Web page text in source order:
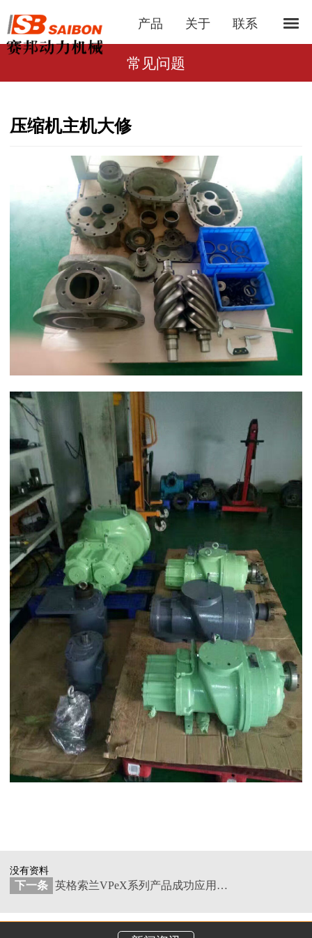
产品 关于 联系
常见问题
压缩机主机大修
没有资料
下一条 英格索兰VPeX系列产品成功应用于海洋平台项目